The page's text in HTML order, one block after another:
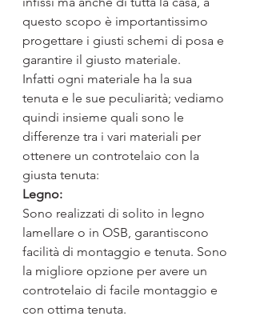
questo scopo è importantissimo
progettare i giusti schemi di posa e
garantire il giusto materiale.
Infatti ogni materiale ha la sua
tenuta e le sue peculiarità; vediamo
quindi insieme quali sono le
differenze tra i vari materiali per
ottenere un controtelaio con la
giusta tenuta:
Legno:
Sono realizzati di solito in legno
lamellare o in OSB, garantiscono
facilità di montaggio e tenuta. Sono
la migliore opzione per avere un
controtelaio di facile montaggio e
con ottima tenuta.